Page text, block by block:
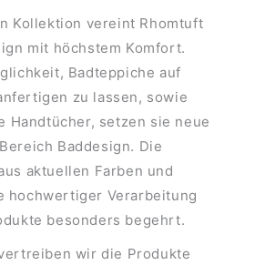
Kollektion vereint Rhomtuft
mit höchstem Komfort.
Badteppiche auf
zu lassen, sowie
Handtücher, setzen sie neue
Baddesign. Die
aktuellen Farben und
hochwertiger Verarbeitung
besonders begehrt.
wir die Produkte